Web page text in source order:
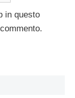
in questo